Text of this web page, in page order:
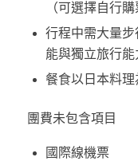
（可選擇自行
行程中需大量
能與獨立旅行能
餐食以日本料
團費未包含項目
國際線機票